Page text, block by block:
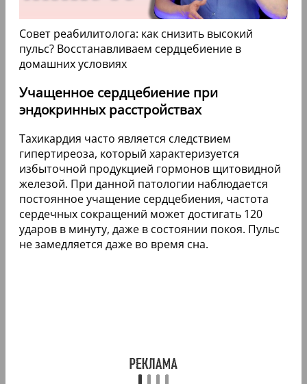
Совет реабилитолога: как снизить высокий
пульс? Восстанавливаем сердцебиение в
домашних условиях
Учащенное сердцебиение при
эндокринных расстройствах
Тахикардия часто является следствием
гипертиреоза, который характеризуется
избыточной продукцией гормонов щитовидной
железой. При данной патологии наблюдается
постоянное учащение сердцебиения, частота
сердечных сокращений может достигать 120
ударов в минуту, даже в состоянии покоя. Пульс
не замедляется даже во время сна.